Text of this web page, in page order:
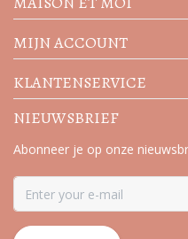
MIJN ACCOUNT
KLANTENSERVICE
NIEUWSBRIEF
Abonneer je op onze